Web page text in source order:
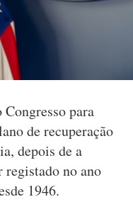
para
de recuperação
depois de a
no ano
1946.